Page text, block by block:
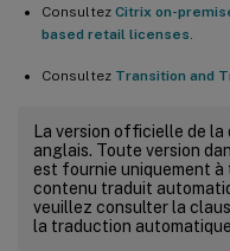
Consultez Citrix on-
based retail licenses
Consultez Transition and
La version officielle de
anglais. Toute version
est fournie uniquement
contenu traduit
veuillez consulter la
la traduction